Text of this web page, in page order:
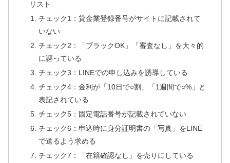
リスト
チェック1：貸金業登録番号がサイトに記載されて
いない
チェック2：「ブラックOK」「審査なし」を大々的
に謳っている
チェック3：LINEでの申し込みを誘導している
チェック4：金利が「10日で○割」「1週間で○%」と
表記されている
チェック5：固定電話番号が記載されていない
チェック6：申込時に身分証明書の「写真」をLINE
で送るよう求める
チェック7：「在籍確認なし」を売りにしている